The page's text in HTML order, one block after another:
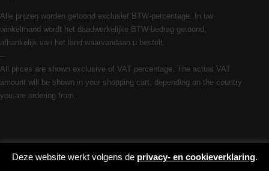
Alle prijzen worden getoond exclusief BTW-percentage. In uw
winkelmand wordt het daadwerkelijke BTW-bedrag getoond,
afhankelijk van het land waarvandaan u bestelt.
–
All prices are shown exclusive of VAT percentage. The actual VAT
amount will be shown in your shopping cart, depending on the country
you are ordering from.
Deze website werkt volgens de privacy- en cookieverklaring.